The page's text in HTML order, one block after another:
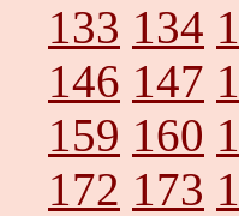
133 134
146 147
159 160
172 173